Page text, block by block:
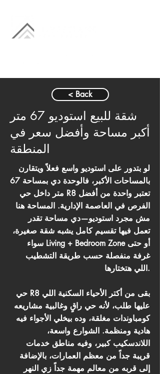
< Back
شقة للبيع استوديو 67 متر
أكبر مساحة وأفضل سعر في
المنطقة
لو بتدور على استوديو واسع فعلاً ويتقارن
بالمساحات الأكبر، فالوحدة دي بمساحة 67
متر داخل حي R8 تعتبر واحدة من أفضل
الفرص في العاصمة الإدارية. المساحة هنا
مش مجرد استوديو—دي مساحة تقدر
تعمل فيها تقسيم كامل يشبه شقة صغيرة،
سواء Living + Bedroom Zone أو حتى
غرفة منفصلة حسب طريقة التشطيب
اللي هتختارها.
حي R8 بقى من أكتر الأحياء السكنية اللي
عليها طلب، لأنه حي راقٍ وغالبية مشاريعه
كومباوندات مغلقة، وده بيخلي الأجواء فيه
هادية ومنظمة. الشوارع واسعة،
اللاندسكيب كبير، وفيه مناطق خدمات
قريبة جداً من معظم العمارات، بالإضافة
إلى قربه من معالم مهمة جداً زي النهر